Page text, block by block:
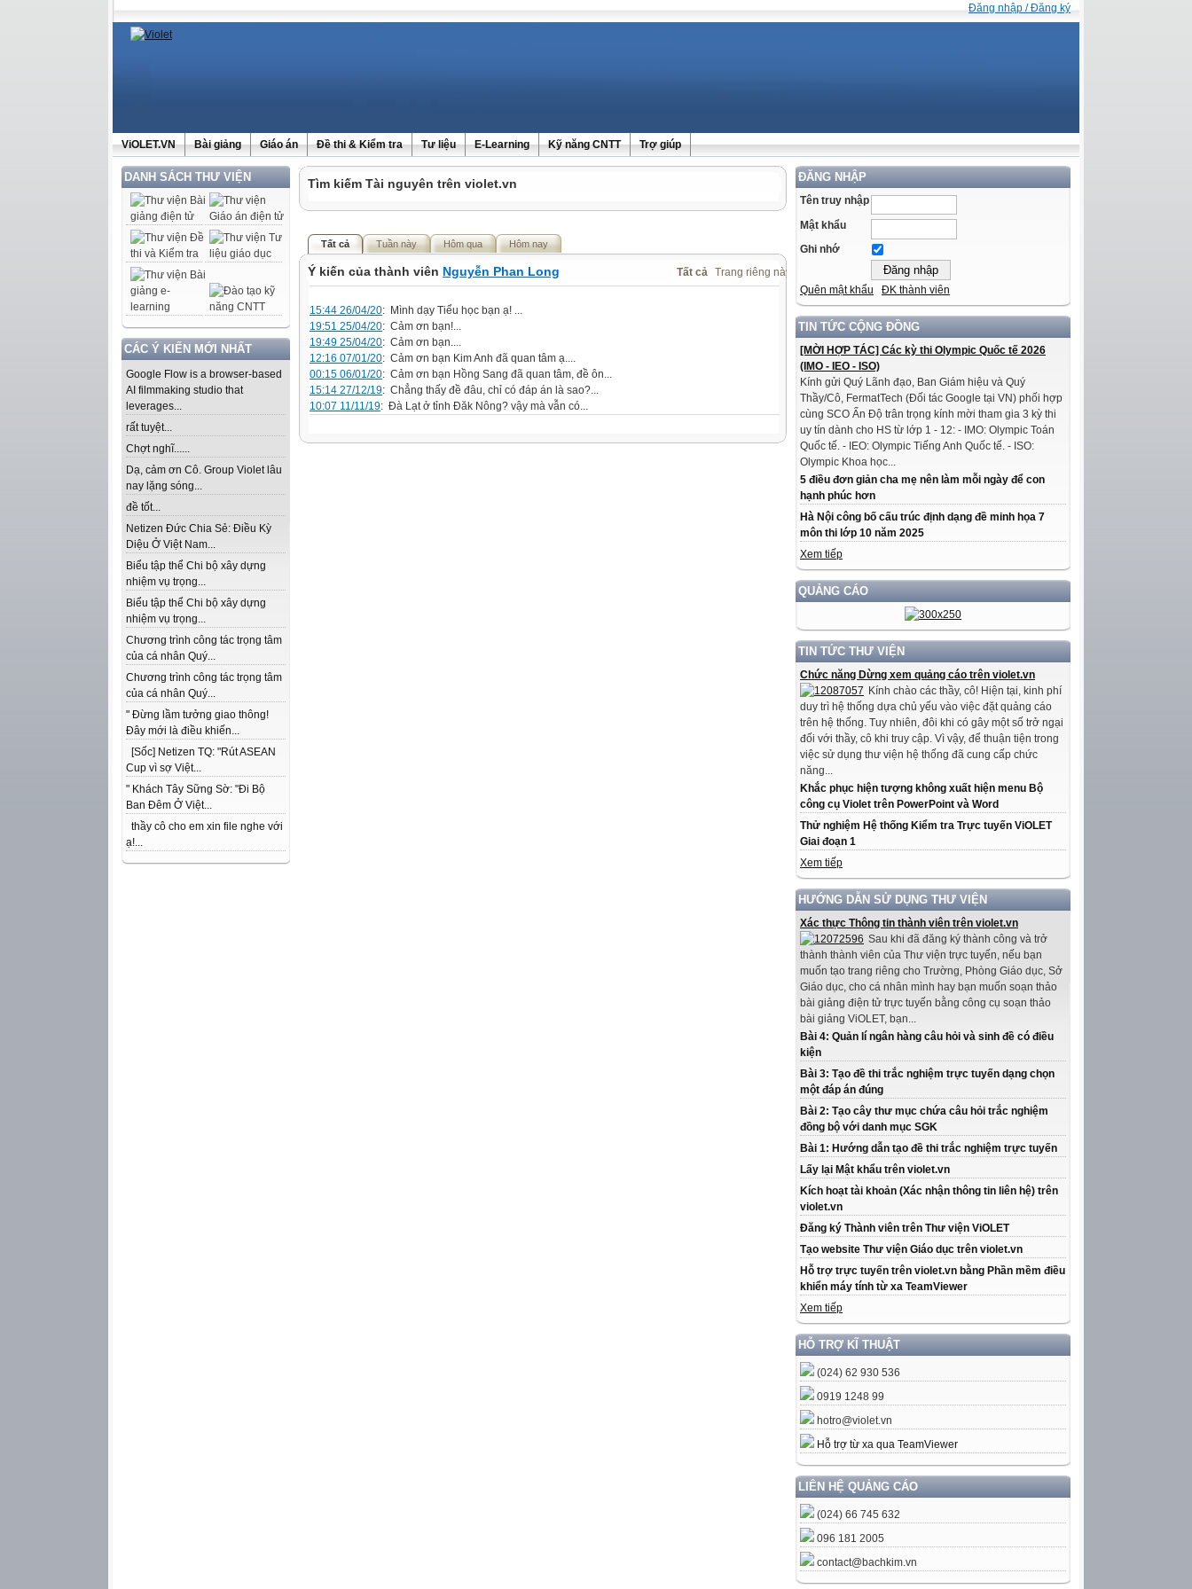
Đăng nhập / Đăng ký
ViOLET.VN Bài giảng Giáo án Đề thi & Kiểm tra Tư liệu E-Learning Kỹ năng CNTT Trợ giúp
DANH SÁCH THƯ VIỆN
CÁC Ý KIẾN MỚI NHẤT
Google Flow is a browser-based
AI filmmaking studio that
leverages...
rất tuyệt...
Chợt nghĩ......
Dạ, cảm ơn Cô. Group Violet lâu
nay lặng sóng...
đề tốt...
Netizen Đức Chia Sẻ: Điều Kỳ
Diệu Ở Việt Nam...
Biểu tập thể Chi bộ xây dựng
nhiệm vụ trọng...
Biểu tập thể Chi bộ xây dựng
nhiệm vụ trọng...
Chương trình công tác trọng tâm
của cá nhân Quý...
Chương trình công tác trọng tâm
của cá nhân Quý...
" Đừng lầm tưởng giao thông!
Đây mới là điều khiến...
[Sốc] Netizen TQ: "Rút ASEAN
Cup vì sợ Việt...
" Khách Tây Sững Sờ: "Đi Bộ
Ban Đêm Ở Việt...
thầy cô cho em xin file nghe với
ạ!...
ĐĂNG NHẬP
Tên truy nhập
Mật khẩu
Ghi nhớ
Quên mật khẩu ĐK thành viên
TIN TỨC CỘNG ĐỒNG
[MỜI HỢP TÁC] Các kỳ thi Olympic Quốc tế 2026
(IMO - IEO - ISO)
Kính gửi Quý Lãnh đạo, Ban Giám hiệu và Quý
Thầy/Cô, FermatTech (Đối tác Google tại VN) phối hợp
cùng SCO Ấn Độ trân trọng kính mời tham gia 3 kỳ thi
uy tín dành cho HS từ lớp 1 - 12: - IMO: Olympic Toán
Quốc tế. - IEO: Olympic Tiếng Anh Quốc tế. - ISO:
Olympic Khoa học...
5 điều đơn giản cha mẹ nên làm mỗi ngày để con
hạnh phúc hơn
Hà Nội công bố cấu trúc định dạng đề minh họa 7
môn thi lớp 10 năm 2025
Xem tiếp
QUẢNG CÁO
TIN TỨC THƯ VIỆN
Chức năng Dừng xem quảng cáo trên violet.vn
Kính chào các thầy, cô! Hiện tại, kinh phí
duy trì hệ thống dựa chủ yếu vào việc đặt quảng cáo
trên hệ thống. Tuy nhiên, đôi khi có gây một số trở ngại
đối với thầy, cô khi truy cập. Vì vậy, để thuận tiện trong
việc sử dụng thư viện hệ thống đã cung cấp chức
năng...
Khắc phục hiện tượng không xuất hiện menu Bộ
công cụ Violet trên PowerPoint và Word
Thử nghiệm Hệ thống Kiểm tra Trực tuyến ViOLET
Giai đoạn 1
Xem tiếp
HƯỚNG DẪN SỬ DỤNG THƯ VIỆN
Xác thực Thông tin thành viên trên violet.vn
Sau khi đã đăng ký thành công và trở
thành thành viên của Thư viện trực tuyến, nếu bạn
muốn tạo trang riêng cho Trường, Phòng Giáo dục, Sở
Giáo dục, cho cá nhân mình hay bạn muốn soạn thảo
bài giảng điện tử trực tuyến bằng công cụ soạn thảo
bài giảng ViOLET, bạn...
Bài 4: Quản lí ngân hàng câu hỏi và sinh đề có điều
kiện
Bài 3: Tạo đề thi trắc nghiệm trực tuyến dạng chọn
một đáp án đúng
Bài 2: Tạo cây thư mục chứa câu hỏi trắc nghiệm
đồng bộ với danh mục SGK
Bài 1: Hướng dẫn tạo đề thi trắc nghiệm trực tuyến
Lấy lại Mật khẩu trên violet.vn
Kích hoạt tài khoản (Xác nhận thông tin liên hệ) trên
violet.vn
Đăng ký Thành viên trên Thư viện ViOLET
Tạo website Thư viện Giáo dục trên violet.vn
Hỗ trợ trực tuyến trên violet.vn bằng Phần mềm điều
khiển máy tính từ xa TeamViewer
Xem tiếp
HỖ TRỢ KĨ THUẬT
(024) 62 930 536
0919 1248 99
hotro@violet.vn
Hỗ trợ từ xa qua TeamViewer
LIÊN HỆ QUẢNG CÁO
(024) 66 745 632
096 181 2005
contact@bachkim.vn
Tìm kiếm Tài nguyên trên violet.vn
Tất cả Tuần này Hôm qua Hôm nay
Tất cả Trang riêng này
Ý kiến của thành viên Nguyễn Phan Long
15:44 26/04/20: Mình dạy Tiểu học bạn ạ! ...
19:51 25/04/20: Cảm ơn bạn!...
19:49 25/04/20: Cảm ơn bạn....
12:16 07/01/20: Cảm ơn bạn Kim Anh đã quan tâm ạ....
00:15 06/01/20: Cảm ơn bạn Hồng Sang đã quan tâm, đề ôn...
15:14 27/12/19: Chẳng thấy đề đâu, chỉ có đáp án là sao?...
10:07 11/11/19: Đà Lạt ở tỉnh Đăk Nông? vậy mà vẫn có...